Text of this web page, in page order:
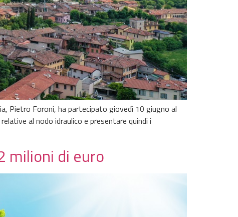
Pietro Foroni, ha partecipato giovedì 10 giugno al
al nodo idraulico e presentare quindi i
milioni di euro